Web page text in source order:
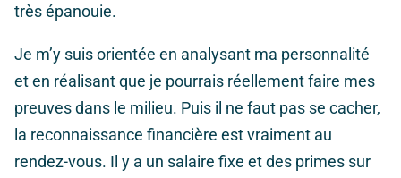
très épanouie.
Je m’y suis orientée en analysant ma personnalité
et en réalisant que je pourrais réellement faire mes
preuves dans le milieu. Puis il ne faut pas se cacher,
la reconnaissance financière est vraiment au
rendez-vous. Il y a un salaire fixe et des primes sur